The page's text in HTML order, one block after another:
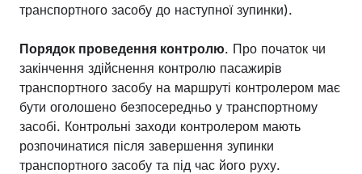
транспортного засобу до наступної зупинки).
Порядок проведення контролю. Про початок чи
закінчення здійснення контролю пасажирів
транспортного засобу на маршруті контролером має
бути оголошено безпосередньо у транспортному
засобі. Контрольні заходи контролером мають
розпочинатися після завершення зупинки
транспортного засобу та під час його руху.